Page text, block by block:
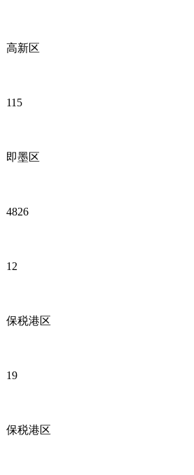
高新区
115
即墨区
4826
12
保税港区
19
保税港区